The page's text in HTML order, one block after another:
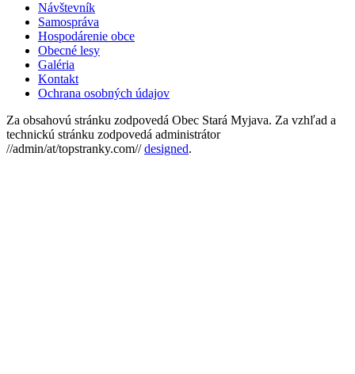
Návštevník
Samospráva
Hospodárenie obce
Obecné lesy
Galéria
Kontakt
Ochrana osobných údajov
Za obsahovú stránku zodpovedá Obec Stará Myjava. Za vzhľad a
technickú stránku zodpovedá administrátor
//admin/at/topstranky.com//designed.